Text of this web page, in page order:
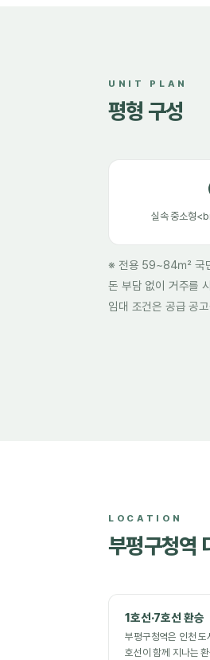
UNIT PLAN
평형 구성
실속 중소형
※ 전용 59~84㎡ 국민
돈 부담 없이 거주를
임대 조건은 공급 공
LOCATION
부평구청역
1호선·7호선 환승
부평구청역은 인천
호선이 함께 지나는